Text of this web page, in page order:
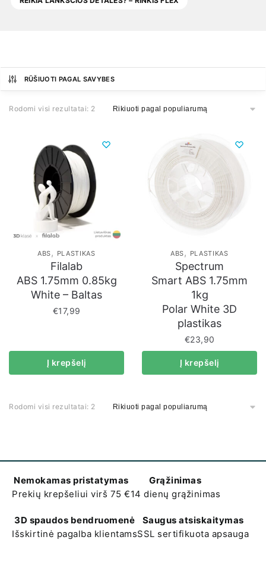
RŪŠIUOTI PAGAL SAVYBES
Rodomi visi rezultatai: 2
ABS , PLASTIKAS
Filalab
ABS 1.75mm 0.85kg
White – Baltas
€17,99
Į krepšelį
ABS , PLASTIKAS
Spectrum
Smart ABS 1.75mm
1kg
Polar White 3D
plastikas
€23,90
Į krepšelį
Rodomi visi rezultatai: 2
Nemokamas pristatymas
Prekių krepšeliui virš 75 €
Grąžinimas
14 dienų grąžinimas
3D spaudos bendruomenė
Išskirtinė pagalba klientams
Saugus atsiskaitymas
SSL sertifikuota apsauga